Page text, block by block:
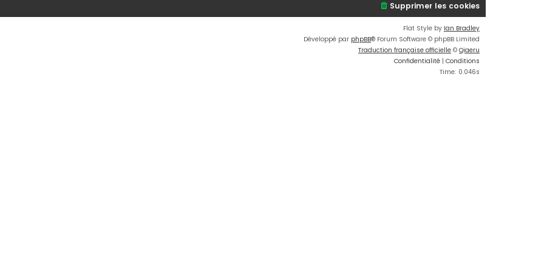
Supprimer les cookies
Flat Style by Ian Bradley
Développé par phpBB® Forum Software © phpBB Limited
Traduction française officielle © Qiaeru
Confidentialité | Conditions
Time: 0.046s